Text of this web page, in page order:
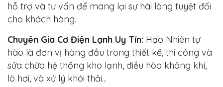
hỗ trợ và tư vấn để mang lại sự hài lòng tuyệt đối
cho khách hàng.
Chuyên Gia Cơ Điện Lạnh Uy Tín: Hạo Nhiên tự
hào là đơn vị hàng đầu trong thiết kế, thi công và
sửa chữa hệ thống kho lạnh, điều hòa không khí,
lò hơi, và xử lý khói thải...